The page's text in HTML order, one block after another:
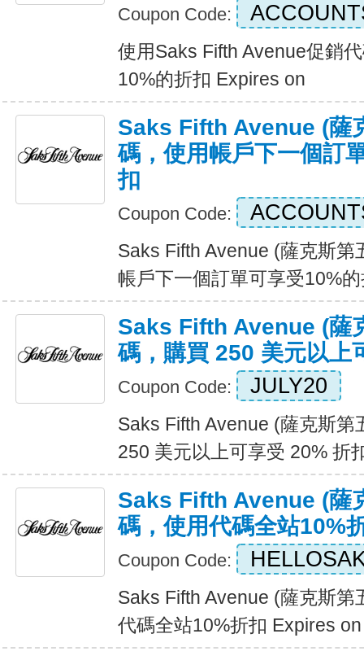
Coupon Code:
使用Saks Fifth Avenue促銷
10%的折扣 Expires on
Saks Fifth Avenue (薩
碼，使用帳戶下一個訂
扣
Coupon Code:
Saks Fifth Avenue (薩克斯第
帳戶下一個訂單可享受10%
Saks Fifth Avenue (薩
碼，購買 250 美元以上
Coupon Code: JULY20
Saks Fifth Avenue (薩克斯第
250 美元以上可享受 20% 折
Saks Fifth Avenue (薩
碼，使用代碼全站10%
Coupon Code:
Saks Fifth Avenue (薩克斯第
代碼全站10%折扣 Expires on